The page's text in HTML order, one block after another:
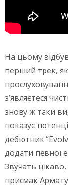
На цьому
перший трек,
з’являєтеся
знову ж таки
показує
дебютник
додати певної
Звучать
присмак